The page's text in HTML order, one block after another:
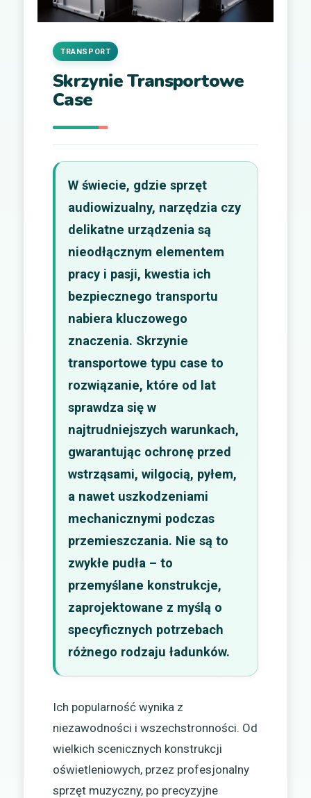
Skrzynie Transportowe
Case
TRANSPORT
W świecie, gdzie sprzęt
audiowizualny, narzędzia czy
delikatne urządzenia są
nieodłącznym elementem
pracy i pasji, kwestia ich
bezpiecznego transportu
nabiera kluczowego
znaczenia. Skrzynie
transportowe typu case to
rozwiązanie, które od lat
sprawdza się w
najtrudniejszych warunkach,
gwarantując ochronę przed
wstrząsami, wilgocią, pyłem,
a nawet uszkodzeniami
mechanicznymi podczas
przemieszczania. Nie są to
zwykłe pudła – to
przemyślane konstrukcje,
zaprojektowane z myślą o
specyficznych potrzebach
różnego rodzaju ładunków.
Ich popularność wynika z
niezawodności i wszechstronności. Od
wielkich scenicznych konstrukcji
oświetleniowych, przez profesjonalny
sprzęt muzyczny, po precyzyjne